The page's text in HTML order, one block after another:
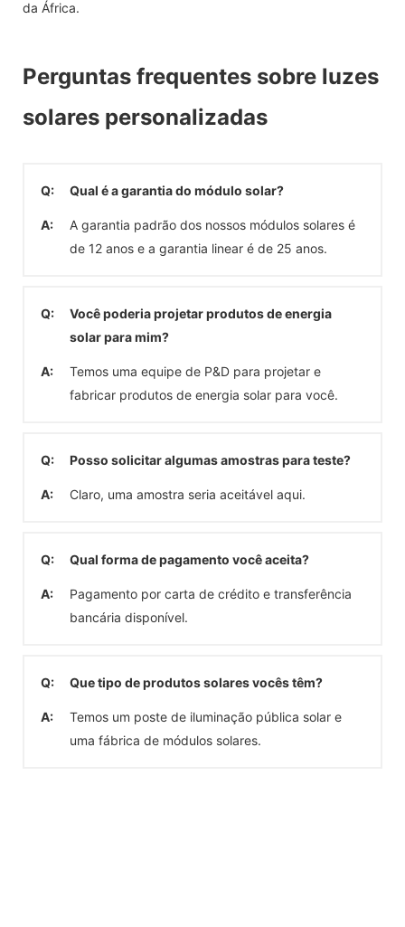
da África.
Perguntas frequentes sobre luzes
solares personalizadas
Q: Qual é a garantia do módulo solar?
A:
A garantia padrão dos nossos módulos solares é
de 12 anos e a garantia linear é de 25 anos.
Q:
Você poderia projetar produtos de energia
solar para mim?
A:
Temos uma equipe de P&D para projetar e
fabricar produtos de energia solar para você.
Q: Posso solicitar algumas amostras para teste?
A: Claro, uma amostra seria aceitável aqui.
Q: Qual forma de pagamento você aceita?
A:
Pagamento por carta de crédito e transferência
bancária disponível.
Q: Que tipo de produtos solares vocês têm?
A:
Temos um poste de iluminação pública solar e
uma fábrica de módulos solares.